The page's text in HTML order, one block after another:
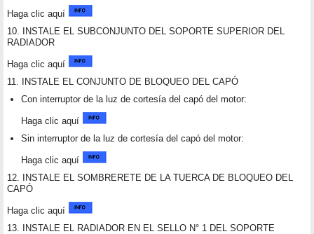
Haga clic aquí
10. INSTALE EL SUBCONJUNTO DEL SOPORTE SUPERIOR DEL
RADIADOR
Haga clic aquí
11. INSTALE EL CONJUNTO DE BLOQUEO DEL CAPÓ
Con interruptor de la luz de cortesía del capó del motor:
Haga clic aquí
Sin interruptor de la luz de cortesía del capó del motor:
Haga clic aquí
12. INSTALE EL SOMBRERETE DE LA TUERCA DE BLOQUEO DEL
CAPÓ
Haga clic aquí
13. INSTALE EL RADIADOR EN EL SELLO N° 1 DEL SOPORTE